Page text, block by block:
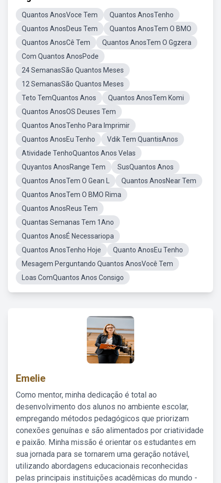
Quantos AnosVoce Tem
Quantos AnosTenho
Quantos AnosDeus Tem
Quantos AnosTem O BMO
Quantos AnosCê Tem
Quantos AnosTem O Ggzera
Com Quantos AnosPode
24 SemanasSão Quantos Meses
12 SemanasSão Quantos Meses
Teto TemQuantos Anos
Quantos AnosTem Komi
Quantos AnosOS Deuses Tem
Quantos AnosTenho Para Imprimir
Quantos AnosEu Tenho
Vdik Tem QuantisAnos
Atividade TenhoQuantos Anos Velas
Quyantos AnosRange Tem
SusQuantos Anos
Quantos AnosTem O Gean L
Quantos AnosNear Tem
Quantos AnosTem O BMO Rima
Quantos AnosReus Tem
Quantas Semanas Tem 1Ano
Quantos AnosÉ Necessariopa
Quantos AnosTenho Hoje
Quanto AnosEu Tenho
Mesagem Perguntando Quantos AnosVocê Tem
Loas ComQuantos Anos Consigo
Emelie
Como mentor, minha dedicação é total ao
desenvolvimento dos alunos no ambiente escolar,
empregando métodos pedagógicos que priorizam
conexões genuínas e são alimentados por criatividade
e paixão. Minha missão é orientar os estudantes em
sua jornada para se tornarem uma geração notável,
utilizando abordagens educacionais reconhecidas
pelas principais instituições acadêmicas do mundo -